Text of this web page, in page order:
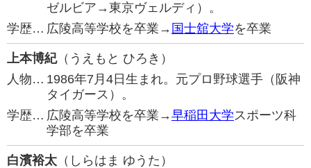
ゼルビア→東京ヴェルディ）。
学歴… 広陵高等学校を卒業→ 国士舘大学を卒業
上本博紀（うえもと ひろき）
人物… 1986年7月4日生まれ。元プロ野球選手（阪神
タイガース）。
学歴… 広陵高等学校を卒業→早稲田大学スポーツ科
学部を卒業
白濱裕太 （しらはま ゆうた）